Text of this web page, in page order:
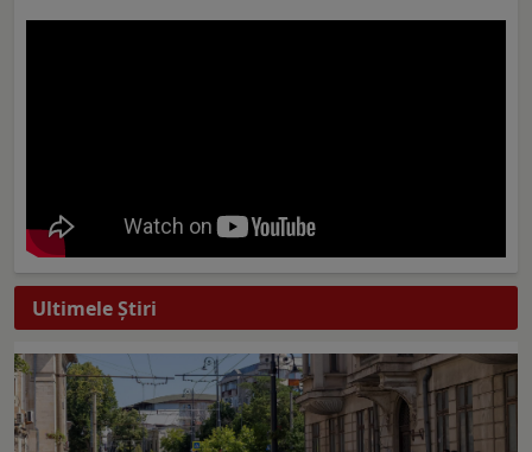
Ultimele Ştiri